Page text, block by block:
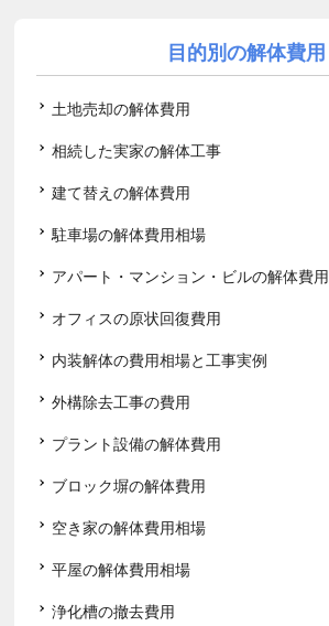
目的別の解体費用
土地売却の解体費用
相続した実家の解体工事
建て替えの解体費用
駐車場の解体費用相場
アパート・マンション・ビルの解体費用
オフィスの原状回復費用
内装解体の費用相場と工事実例
外構除去工事の費用
プラント設備の解体費用
ブロック塀の解体費用
空き家の解体費用相場
平屋の解体費用相場
浄化槽の撤去費用